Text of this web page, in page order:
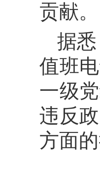
贡献。
据
值班
一级
违反
方面